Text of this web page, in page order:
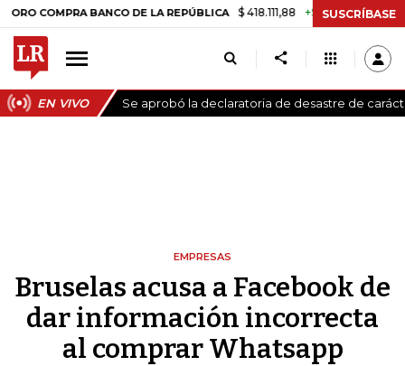
BANCO DE LA REPÚBLICA $ 418.111,88 +$ 9.612,91 +2,35%
SUSCRÍBASE
EN VIVO Se aprobó la declaratoria de desastre de
EMPRESAS
Bruselas acusa a Facebook de
dar información incorrecta
al comprar Whatsapp